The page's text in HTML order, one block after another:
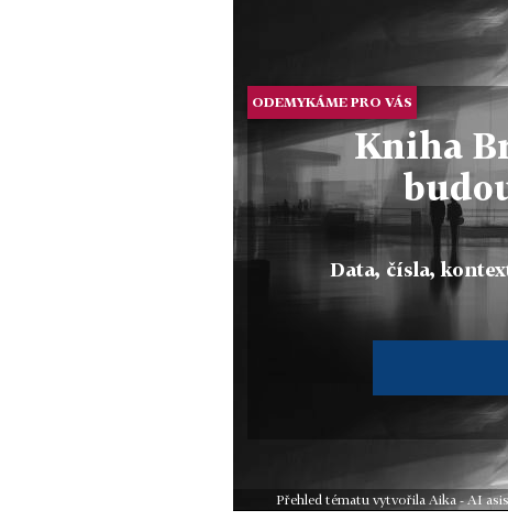
ODEMYKÁME PRO VÁS
Kniha
Data, čísla,
Přehled tématu vytvořila Aika - AI